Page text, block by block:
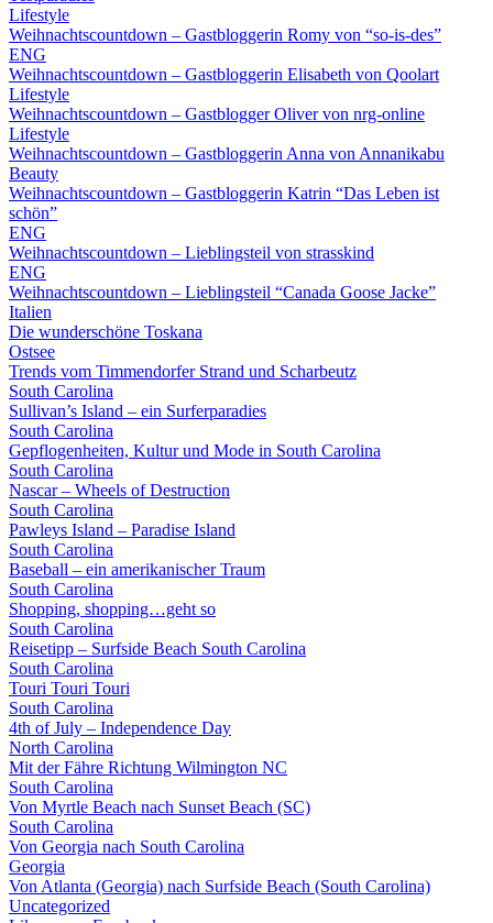
Lifestyle
Weihnachtscountdown – Gastbloggerin Romy von “so-is-des”
ENG
Weihnachtscountdown – Gastbloggerin Elisabeth von Qoolart
Lifestyle
Weihnachtscountdown – Gastblogger Oliver von nrg-online
Lifestyle
Weihnachtscountdown – Gastbloggerin Anna von Annanikabu
Beauty
Weihnachtscountdown – Gastbloggerin Katrin “Das Leben ist
schön”
ENG
Weihnachtscountdown – Lieblingsteil von strasskind
ENG
Weihnachtscountdown – Lieblingsteil “Canada Goose Jacke”
Italien
Die wunderschöne Toskana
Ostsee
Trends vom Timmendorfer Strand und Scharbeutz
South Carolina
Sullivan’s Island – ein Surferparadies
South Carolina
Gepflogenheiten, Kultur und Mode in South Carolina
South Carolina
Nascar – Wheels of Destruction
South Carolina
Pawleys Island – Paradise Island
South Carolina
Baseball – ein amerikanischer Traum
South Carolina
Shopping, shopping…geht so
South Carolina
Reisetipp – Surfside Beach South Carolina
South Carolina
Touri Touri Touri
South Carolina
4th of July – Independence Day
North Carolina
Mit der Fähre Richtung Wilmington NC
South Carolina
Von Myrtle Beach nach Sunset Beach (SC)
South Carolina
Von Georgia nach South Carolina
Georgia
Von Atlanta (Georgia) nach Surfside Beach (South Carolina)
Uncategorized